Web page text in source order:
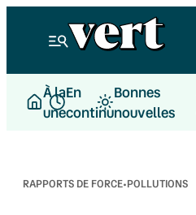
À la
une
En
continu
Bonnes
nouvelles
RAPPORTS DE FORCE·POLLUTIONS